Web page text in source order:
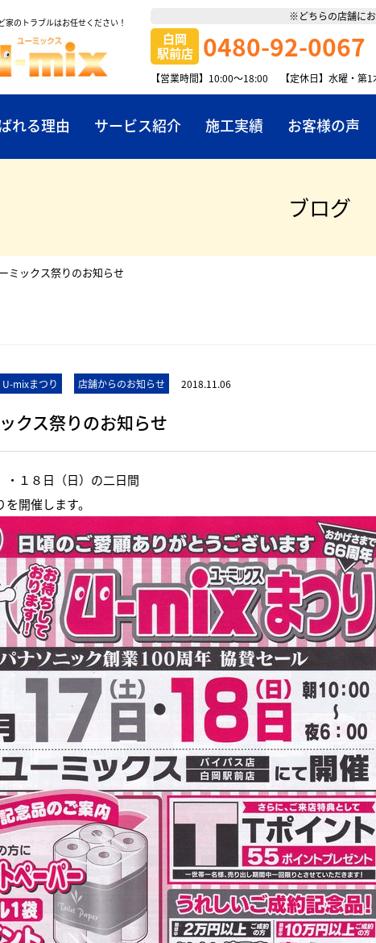
のトラブルはお任せください！ ※どちらの店舗にお
白岡
駅前店
0480-92-0067
【営業時間】10:00～18:00 【定休日】水曜・
れる理由 サービス紹介 施工実績 お客様の声
ブログ
ミックス祭りのお知らせ
U-mixまつり 店舗からのお知らせ 2018.11.06
クス祭りのお知らせ
・１８日（日）の二日間
開催します。